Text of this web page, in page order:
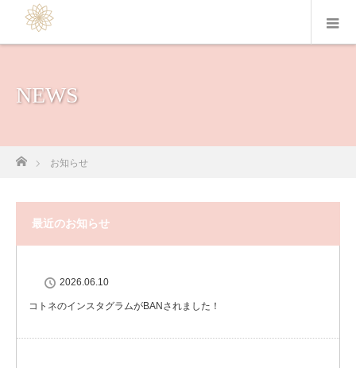
NEWS
ホーム
お知らせ
最近のお知らせ
2026.06.10
コトネのインスタグラムがBANされました！